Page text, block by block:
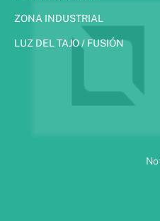
ZONA INDUSTRIAL
LUZ DEL TAJO / FUSIÓN